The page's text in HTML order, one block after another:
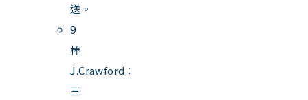
送。
9
棒
J.Crawford：
三